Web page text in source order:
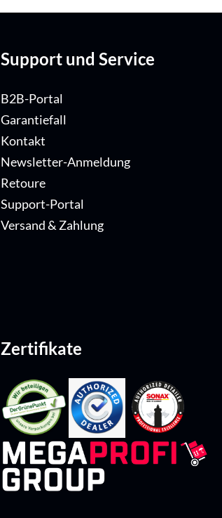
Support und Service
B2B-Portal
Garantiefall
Kontakt
Newsletter-Anmeldung
Retoure
Support-Portal
Versand & Zahlung
Zertifikate